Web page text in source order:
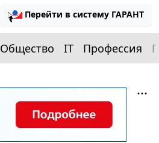
Перейти в систему ГАРАНТ
Общество IT Профессия